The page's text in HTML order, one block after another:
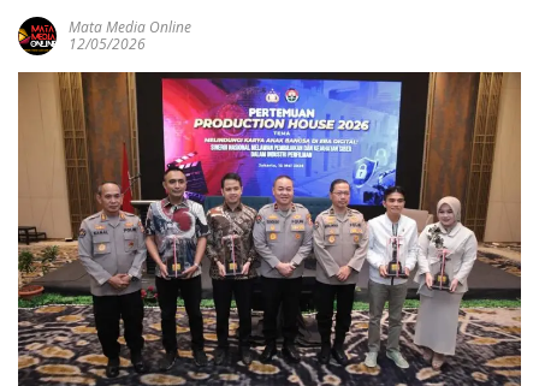
Mata Media Online
12/05/2026